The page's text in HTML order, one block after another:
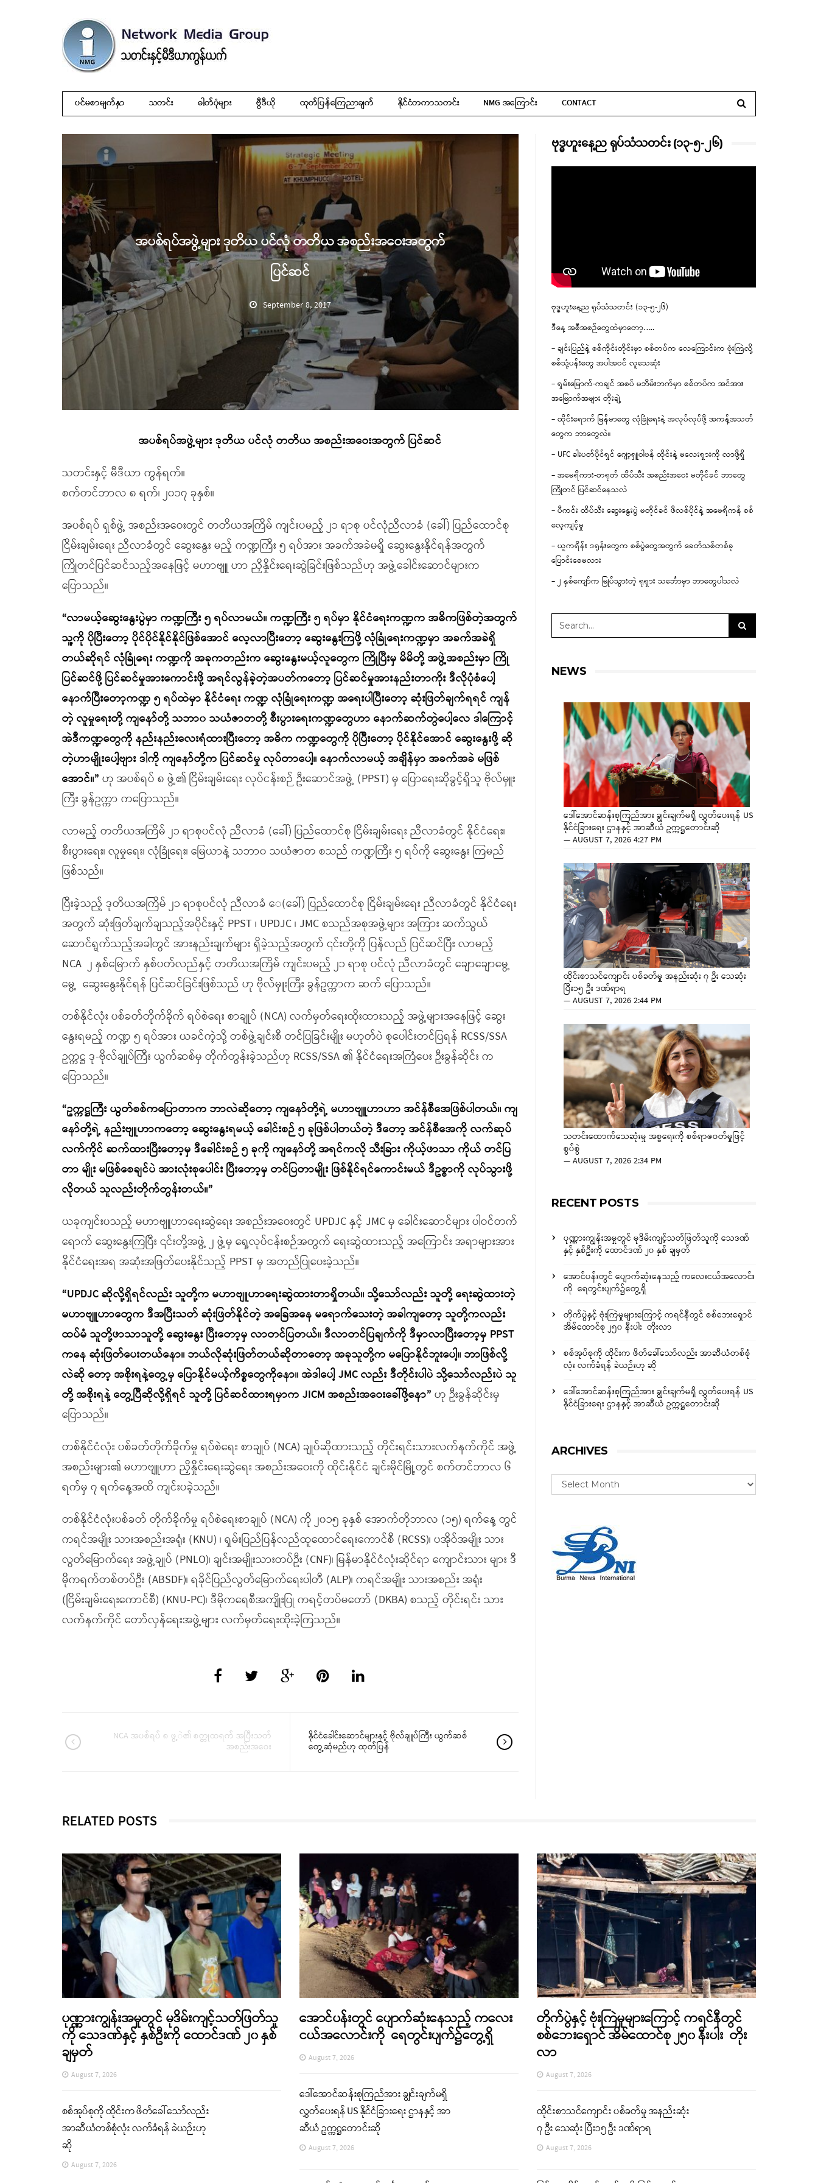
ပင်မစာမျက်နှာ သတင်း ဓါတ်ပုံများ ဗွီဒီယို ထုတ်ပြန်ကြေညာချက် နိုင်ငံတကာသတင်း NMG အကြောင်း CONTACT
အပစ်ရပ်အဖွဲ့များ ဒုတိယ ပင်လုံ တတိယ အစည်းအဝေးအတွက်
ပြင်ဆင်
September 8, 2017
အပစ်ရပ်အဖွဲ့များ ဒုတိယ ပင်လုံ တတိယ အစည်းအဝေးအတွက် ပြင်ဆင်
သတင်းနှင့် မီဒီယာ ကွန်ရက်။
စက်တင်ဘာလ ၈ ရက်၊ ၂၀၁၇ ခုနှစ်။
အပစ်ရပ် ရှစ်ဖွဲ့ အစည်းအဝေးတွင် တတိယအကြိမ် ကျင်းပမည့် ၂၁ ရာစု ပင်လုံညီလာခံ (ခေါ်) ပြည်ထောင်စု
ငြိမ်းချမ်းရေး ညီလာခံတွင် ဆွေးနွေး မည့် ကဏ္ဍကြီး ၅ ရပ်အား အခက်အခဲမရှိ ဆွေးနွေးနိုင်ရန်အတွက်
ကြိုတင်ပြင်ဆင်သည့်အနေဖြင့် မဟာဗျူ ဟာ ညှိနှိုင်းရေးဆွဲခြင်းဖြစ်သည်ဟု အဖွဲ့ခေါင်းဆောင်များက
ပြောသည်။
“လာမယ့်ဆွေးနွေးပွဲမှာ ကဏ္ဍကြီး ၅ ရပ်လာမယ်။ ကဏ္ဍကြီး ၅ ရပ်မှာ နိုင်ငံရေးကဏ္ဍက အဓိကဖြစ်တဲ့အတွက်
သူ့ကို ပိုပြီးတော့ ပိုင်ပိုင်နိုင်နိုင်ဖြစ်အောင် လေ့လာပြီးတော့ ဆွေးနွေးကြဖို့ လုံခြုံရေးကဏ္ဍမှာ အခက်အခဲရှိ
တယ်ဆိုရင် လုံခြုံရေး ကဏ္ဍကို အခုကတည်းက ဆွေးနွေးမယ့်လူတွေက ကြိုပြီးမှ မိမိတို့ အဖွဲ့အစည်းမှာ ကြို
ပြင်ဆင်ဖို့ ပြင်ဆင်မှုအားကောင်းဖို့ အရင်လွန်ခဲ့တဲ့အပတ်ကတော့ ပြင်ဆင်မှုအားနည်းတာကိုး ဒီလိုပုံစံပေါ့
နောက်ပြီးတော့ကဏ္ဍ ၅ ရပ်ထဲမှာ နိုင်ငံရေး ကဏ္ဍ လုံခြုံရေးကဏ္ဍ အရေးပါပြီးတော့ ဆုံးဖြတ်ချက်ရရင် ကျန်
တဲ့ လူမှုရေးတို့ ကျနော်တို့ သဘာ၀ သယံဇာတတို့ စီးပွားရေးကဏ္ဍတွေဟာ နောက်ဆက်တွဲပေါ့လေ ဒါကြောင့်
အဲဒီကဏ္ဍတွေကို နည်းနည်းလေးရံထားပြီးတော့ အဓိက ကဏ္ဍတွေကို ပိုပြီးတော့ ပိုင်နိုင်အောင် ဆွေးနွေးဖို့ ဆို
တဲ့ဟာမျိုးပေါ့ဗျား ဒါကို ကျနော်တို့က ပြင်ဆင်မှု လုပ်တာပေါ့။ နောက်လာမယ့် အချိန်မှာ အခက်အခဲ မဖြစ်
အောင်။” ဟု အပစ်ရပ် ၈ ဖွဲ့၏ ငြိမ်းချမ်းရေး လုပ်ငန်းစဉ် ဦးဆောင်အဖွဲ့ (PPST) မှ ပြောရေးဆိုခွင့်ရှိသူ ဗိုလ်မှူး
ကြီး ခွန်ဥက္ကာ ကပြောသည်။
လာမည့် တတိယအကြိမ် ၂၁ ရာစုပင်လုံ ညီလာခံ (ခေါ်) ပြည်ထောင်စု ငြိမ်းချမ်းရေး ညီလာခံတွင် နိုင်ငံရေး၊
စီးပွားရေး၊ လူမှုရေး၊ လုံခြုံရေး၊ မြေယာနဲ့ သဘာ၀ သယံဇာတ စသည် ကဏ္ဍကြီး ၅ ရပ်ကို ဆွေးနွေး ကြမည်
ဖြစ်သည်။
ပြီးခဲ့သည့် ဒုတိယအကြိမ် ၂၁ ရာစုပင်လုံ ညီလာခံ ေ(ခေါ်) ပြည်ထောင်စု ငြိမ်းချမ်းရေး ညီလာခံတွင် နိုင်ငံရေး
အတွက် ဆုံးဖြတ်ချက်ချသည့်အပိုင်းနှင့် PPST ၊ UPDJC ၊ JMC စသည်အစုအဖွဲ့များ အကြား ဆက်သွယ်
ဆောင်ရွက်သည့်အခါတွင် အားနည်းချက်များ ရှိခဲ့သည့်အတွက် ၎င်းတို့ကို ပြန်လည် ပြင်ဆင်ပြီး လာမည့်
NCA ၂ နှစ်မြောက် နှစ်ပတ်လည်နှင့် တတိယအကြိမ် ကျင်းပမည့် ၂၁ ရာစု ပင်လုံ ညီလာခံတွင် ချောချောမွေ့
မွေ့ ဆွေးနွေးနိုင်ရန် ပြင်ဆင်ခြင်းဖြစ်သည် ဟု ဗိုလ်မှူးကြီး ခွန်ဥက္ကာက ဆက် ပြောသည်။
တစ်နိုင်လုံး ပစ်ခတ်တိုက်ခိုက် ရပ်စဲရေး စာချုပ် (NCA) လက်မှတ်ရေးထိုးထားသည့် အဖွဲ့များအနေဖြင့် ဆွေး
နွေးရမည့် ကဏ္ဍ ၅ ရပ်အား ယခင်ကဲ့သို့ တစ်ဖွဲ့ချင်းစီ တင်ပြခြင်းမျိုး မဟုတ်ပဲ စုပေါင်းတင်ပြရန် RCSS/SSA
ဥက္ကဋ္ဌ ဒု-ဗိုလ်ချုပ်ကြီး ယွက်ဆစ်မှ တိုက်တွန်းခဲ့သည်ဟု RCSS/SSA ၏ နိုင်ငံရေးအကြံပေး ဦးခွန်ဆိုင်း က
ပြောသည်။
“ဥက္ကဋ္ဌကြီး ယွတ်စစ်ကပြောတာက ဘာလဲဆိုတော့ ကျနော်တို့ရဲ့ မဟာဗျူဟာဟာ အင်န်စီအေဖြစ်ပါတယ်။ ကျ
နော်တို့ရဲ့ နည်းဗျူဟာကတော့ ဆွေးနွေးရမယ့် ခေါင်းစဉ် ၅ ခုဖြစ်ပါတယ်တဲ့ ဒီတော့ အင်န်စီအေကို လက်ဆုပ်
လက်ကိုင် ဆက်ထားပြီးတော့မှ ဒီခေါင်းစဉ် ၅ ခုကို ကျနော်တို့ အရင်ကလို သီးခြား ကိုယ့်ဖာသာ ကိုယ် တင်ပြ
တာ မျိုး မဖြစ်စေချင်ပဲ အားလုံးစုပေါင်း ပြီးတော့မှ တင်ပြတာမျိုး ဖြစ်နိုင်ရင်ကောင်းမယ် ဒီဥစ္စာကို လုပ်သွားဖို့
လိုတယ် သူလည်းတိုက်တွန်းတယ်။”
ယခုကျင်းပသည့် မဟာဗျူဟာရေးဆွဲရေး အစည်းအဝေးတွင် UPDJC နှင့် JMC မှ ခေါင်းဆောင်များ ပါဝင်တက်
ရောက် ဆွေးနွေးကြပြီး ၎င်းတို့အဖွဲ့ ၂ ဖွဲ့မှ ရှေ့လုပ်ငန်းစဉ်အတွက် ရေးဆွဲထားသည့် အကြောင်း အရာများအား
နိုင်ငံရေးအရ အဆုံးအဖြတ်ပေးနိုင်သည့် PPST မှ အတည်ပြုပေးခဲ့သည်။
“UPDJC ဆိုလို့ရှိရင်လည်း သူတို့က မဟာဗျူဟာရေးဆွဲထားတာရှိတယ်။ သို့သော်လည်း သူတို့ ရေးဆွဲထားတဲ့
မဟာဗျူဟာတွေက ဒီအပြီးသတ် ဆုံးဖြတ်နိုင်တဲ့ အခြေအနေ မရောက်သေးတဲ့ အခါကျတော့ သူတို့ကလည်း
ထပ်မံ သူတို့ဖာသာသူတို့ ဆွေးနွေး ပြီးတော့မှ လာတင်ပြတယ်။ ဒီလာတင်ပြချက်ကို ဒီမှာလာပြီးတော့မှ PPST
ကနေ ဆုံးဖြတ်ပေးတယ်နော။ ဘယ်လိုဆုံးဖြတ်တယ်ဆိုတာတော့ အခုသူတို့က မပြောနိုင်ဘူးပေါ့။ ဘာဖြစ်လို့
လဲဆို တော့ အစိုးရနဲ့တွေ့မှ ပြောနိုင်မယ့်ကိစ္စတွေကိုနော။ အဲဒါပေါ့ JMC လည်း ဒီတိုင်းပါပဲ သို့သော်လည်းပဲ သူ
တို့ အစိုးရနဲ့ တွေ့ပြီဆိုလို့ရှိရင် သူတို့ ပြင်ဆင်ထားရမှာက JICM အစည်းအဝေးခေါ်ဖို့နော” ဟု ဦးခွန်ဆိုင်းမှ
ပြောသည်။
တစ်နိုင်ငံလုံး ပစ်ခတ်တိုက်ခိုက်မှု ရပ်စဲရေး စာချုပ် (NCA) ချုပ်ဆိုထားသည့် တိုင်းရင်းသားလက်နက်ကိုင် အဖွဲ့
အစည်းများ၏ မဟာဗျူဟာ ညှိနှိုင်းရေးဆွဲရေး အစည်းအဝေးကို ထိုင်းနိုင်ငံ ချင်းမိုင်မြို့တွင် စက်တင်ဘာလ ၆
ရက်မှ ၇ ရက်နေ့အထိ ကျင်းပခဲ့သည်။
တစ်နိုင်ငံလုံးပစ်ခတ် တိုက်ခိုက်မှု ရပ်စဲရေးစာချုပ် (NCA) ကို ၂၀၁၅ ခုနှစ် အောက်တိုဘာလ (၁၅) ရက်နေ့ တွင်
ကရင်အမျိုး သားအစည်းအရုံး (KNU) ၊ ရှမ်းပြည်ပြန်လည်ထူထောင်ရေးကောင်စီ (RCSS)၊ ပအိုဝ်အမျိုး သား
လွတ်မြောက်ရေး အဖွဲ့ချုပ် (PNLO)၊ ချင်းအမျိုးသားတပ်ဦး (CNF)၊ မြန်မာနိုင်ငံလုံးဆိုင်ရာ ကျောင်းသား များ ဒီ
မိုကရက်တစ်တပ်ဦး (ABSDF)၊ ရခိုင်ပြည်လွတ်မြောက်ရေးပါတီ (ALP)၊ ကရင်အမျိုး သားအစည်း အရုံး
(ငြိမ်းချမ်းရေးကောင်စီ) (KNU-PC)၊ ဒီမိုကရေစီအကျိုးပြု ကရင့်တပ်မတော် (DKBA) စသည့် တိုင်းရင်း သား
လက်နက်ကိုင် တော်လှန်ရေးအဖွဲ့များ လက်မှတ်ရေးထိုးခဲ့ကြသည်။
NCA အပစ်ရပ် ၈ ဖွ့ဲ၏ စတ္တုထရက် အပြီးသတ်
အစည်းအဝေး
နိုင်ငံခေါင်းဆောင်များနှင့် ဗိုလ်ချူပ်ကြီး ယွက်ဆစ်
တွေ့ဆုံမည်ဟု ထုတ်ပြန်
ဗုဒ္ဓဟူးနေ့ည ရုပ်သံသတင်း (၁၃-၅-၂၆)
ဗုဒ္ဓဟူးနေ့ည ရုပ်သံသတင်း (၁၃-၅-၂၆)
ဒီနေ့ အစီအစဉ်တွေထဲမှာတော့…..
– ချင်းပြည်နဲ့ စစ်ကိုင်းတိုင်းမှာ စစ်တပ်က လေကြောင်းက ဗုံးကြဲလို့
စစ်သုံ့ပန်းတွေ အပါအဝင် လူသေဆုံး
– ရှမ်းမြောက်-ကချင် အစပ် မဘိမ်းဘက်မှာ စစ်တပ်က အင်အား
အမြောက်အများ တိုးချဲ့
– ထိုင်းရောက် မြန်မာတွေ လုံခြုံရေးနဲ့ အလုပ်လုပ်ဖို့ အကန့်အသတ်
တွေက ဘာတွေလဲ။
– UFC ခါးပတ်ပိုင်ရှင် ဂျော့ရှူဝါဗန် ထိုင်းနဲ့ မလေးရှားကို လာဖို့ရှိ
– အမေရိကား-တရုတ် ထိပ်သီး အစည်းအဝေး မတိုင်ခင် ဘာတွေ
ကြိုတင် ပြင်ဆင်နေသလဲ
– ပီကင်း ထိပ်သီး ဆွေးနွေးပွဲ မတိုင်ခင် ဖိလစ်ပိုင်နဲ့ အမေရိကန် စစ်
လေ့ကျင့်မှု
– ယူကရိန်း ဒရုန်းတွေက စစ်ပွဲတွေအတွက် ခေတ်သစ်တစ်ခု
ပြောင်းစေမလား
– ၂ နှစ်ကျော်က မြုပ်သွားတဲ့ ရုရှား သင်္ဘောမှာ ဘာတွေပါသလဲ
NEWS
ဒေါ်အောင်ဆန်းစုကြည်အား ချွင်းချက်မရှိ လွှတ်ပေးရန် US
နိုင်ငံခြားရေး ဌာနနှင့် အာဆီယံ ဥက္ကဋ္ဌတောင်းဆို
—AUGUST 7, 2026 4:27 PM
ထိုင်းစာသင်ကျောင်း ပစ်ခတ်မှု အနည်းဆုံး ၇ ဦး သေဆုံး
ပြီး၁၅ ဦး ဒဏ်ရာရ
—AUGUST 7, 2026 2:44 PM
သတင်းထောက်သေဆုံးမှု အစ္စရေးကို စစ်ရာဇဝတ်မှုဖြင့်
စွပ်စွဲ
—AUGUST 7, 2026 2:34 PM
RECENT POSTS
ပုဏ္ဏားကျွန်းအမှုတွင် မုဒိမ်းကျင့်သတ်ဖြတ်သူကို သေဒဏ်
နှင့် နှစ်ဦးကို ထောင်ဒဏ် ၂၀ နှစ် ချမှတ်
အောင်ပန်းတွင် ပျောက်ဆုံးနေသည့် ကလေးငယ်အလောင်း
ကို ရေတွင်းပျက်၌တွေ့ရှိ
တိုက်ပွဲနှင့် ဗုံးကြဲမှုများကြောင့် ကရင်နီတွင် စစ်ဘေးရှောင်
အိမ်ထောင်စု ၂၅၀ နီးပါး တိုးလာ
စစ်အုပ်စုကို ထိုင်းက ဖိတ်ခေါ်သော်လည်း အာဆီယံတစ်စုံ
လုံး လက်ခံရန် ခဲယဉ်းဟု ဆို
ဒေါ်အောင်ဆန်းစုကြည်အား ချွင်းချက်မရှိ လွှတ်ပေးရန် US
နိုင်ငံခြားရေး ဌာနနှင့် အာဆီယံ ဥက္ကဋ္ဌတောင်းဆို
ARCHIVES
RELATED POSTS
ပုဏ္ဏားကျွန်းအမှုတွင် မုဒိမ်းကျင့်သတ်ဖြတ်သူ
ကို သေဒဏ်နှင့် နှစ်ဦးကို ထောင်ဒဏ် ၂၀ နှစ်
ချမှတ်
August 7, 2026
စစ်အုပ်စုကို ထိုင်းက ဖိတ်ခေါ်သော်လည်း
အာဆီယံတစ်စုံလုံး လက်ခံရန် ခဲယဉ်းဟု
ဆို
August 7, 2026
အောင်ပန်းတွင် ပျောက်ဆုံးနေသည့် ကလေး
ငယ်အလောင်းကို ရေတွင်းပျက်၌တွေ့ရှိ
August 7, 2026
ဒေါ်အောင်ဆန်းစုကြည်အား ချွင်းချက်မရှိ
လွှတ်ပေးရန် US နိုင်ငံခြားရေး ဌာနနှင့် အာ
ဆီယံ ဥက္ကဋ္ဌတောင်းဆို
August 7, 2026
တိုက်ပွဲနှင့် ဗုံးကြဲမှုများကြောင့် ကရင်နီတွင်
စစ်ဘေးရှောင် အိမ်ထောင်စု ၂၅၀ နီးပါး တိုး
လာ
August 7, 2026
ထိုင်းစာသင်ကျောင်း ပစ်ခတ်မှု အနည်းဆုံး
၇ ဦး သေဆုံး ပြီး၁၅ ဦး ဒဏ်ရာရ
August 7, 2026